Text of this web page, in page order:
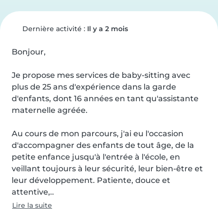
Dernière activité : Il y a 2 mois
Bonjour,
Je propose mes services de baby-sitting avec
plus de 25 ans d'expérience dans la garde
d'enfants, dont 16 années en tant qu'assistante
maternelle agréée.
Au cours de mon parcours, j'ai eu l'occasion
d'accompagner des enfants de tout âge, de la
petite enfance jusqu'à l'entrée à l'école, en
veillant toujours à leur sécurité, leur bien-être et
leur développement. Patiente, douce et
attentive,..
Lire la suite